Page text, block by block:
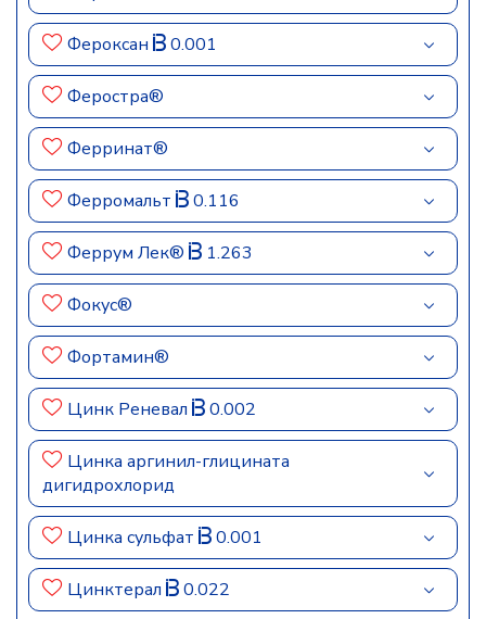
Фероксан 0.001
Феростра®
Ферринат®
Ферромальт 0.116
Феррум Лек® 1.263
Фокус®
Фортамин®
Цинк Реневал 0.002
Цинка аргинил-глицината
дигидрохлорид
Цинка сульфат 0.001
Цинктерал 0.022